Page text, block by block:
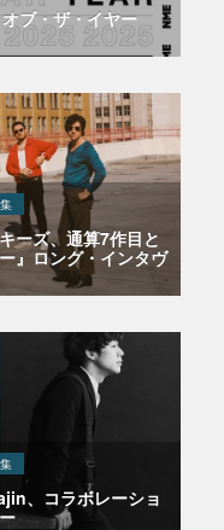
ブ・ザ・イヤー
ーズ、通算7作目と
』ロング・インタヴ
、コラボレーショ